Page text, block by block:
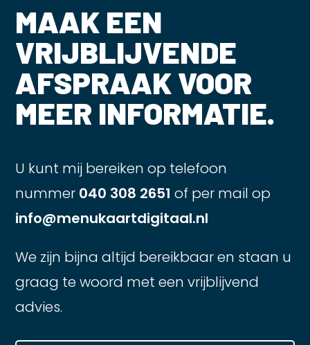
MAAK EEN
VRIJBLIJVENDE
AFSPRAAK VOOR
MEER INFORMATIE.
U kunt mij bereiken op telefoon
nummer 040 308 2651 of per mail op
info@menukaartdigitaal.nl
We zijn bijna altijd bereikbaar en staan u
graag te woord met een vrijblijvend
advies.